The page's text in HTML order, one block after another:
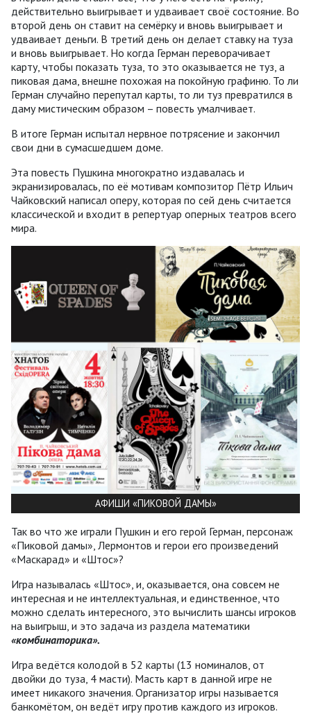
действительно выигрывает и удваивает своё состояние. Во
второй день он ставит на семёрку и вновь выигрывает и
удваивает деньги. В третий день он делает ставку на туза
и вновь выигрывает. Но когда Герман переворачивает
карту, чтобы показать туза, то это оказывается не туз, а
пиковая дама, внешне похожая на покойную графиню. То ли
Герман случайно перепутал карты, то ли туз превратился в
даму мистическим образом – повесть умалчивает.
В итоге Герман испытал нервное потрясение и закончил
свои дни в сумасшедшем доме.
Эта повесть Пушкина многократно издавалась и
экранизировалась, по её мотивам композитор Пётр Ильич
Чайковский написал оперу, которая по сей день считается
классической и входит в репертуар оперных театров всего
мира.
АФИШИ «ПИКОВОЙ ДАМЫ»
Так во что же играли Пушкин и его герой Герман, персонаж
«Пиковой дамы», Лермонтов и герои его произведений
«Маскарад» и «Штос»?
Игра называлась «Штос», и, оказывается, она совсем не
интересная и не интеллектуальная, и единственное, что
можно сделать интересного, это вычислить шансы игроков
на выигрыш, и это задача из раздела математики
«комбинаторика».
Игра ведётся колодой в 52 карты (13 номиналов, от
двойки до туза, 4 масти). Масть карт в данной игре не
имеет никакого значения. Организатор игры называется
банкомётом, он ведёт игру против каждого из игроков.